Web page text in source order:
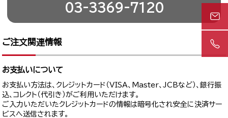
03-3369-7120
ご注文関連情報
お支払いについて
お支払い方法は、クレジットカード（VISA、Master、JCBなど）、銀行振
込、コレクト（代引き）がご利用いただけます。
ご入力いただいたクレジットカードの情報は暗号化され安全に決済サー
ビスへ送信されます。